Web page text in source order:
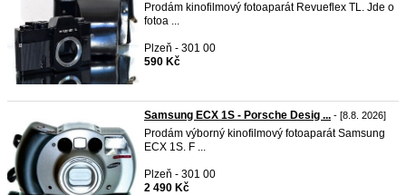
Prodám kinofilmový fotoaparát Revueflex TL. Jde o
fotoa ...
Plzeň - 301 00
590 Kč
Samsung ECX 1S - Porsche Desig ... - [8.8. 2026]
Prodám výborný kinofilmový fotoaparát Samsung
ECX 1S. F ...
Plzeň - 301 00
2 490 Kč